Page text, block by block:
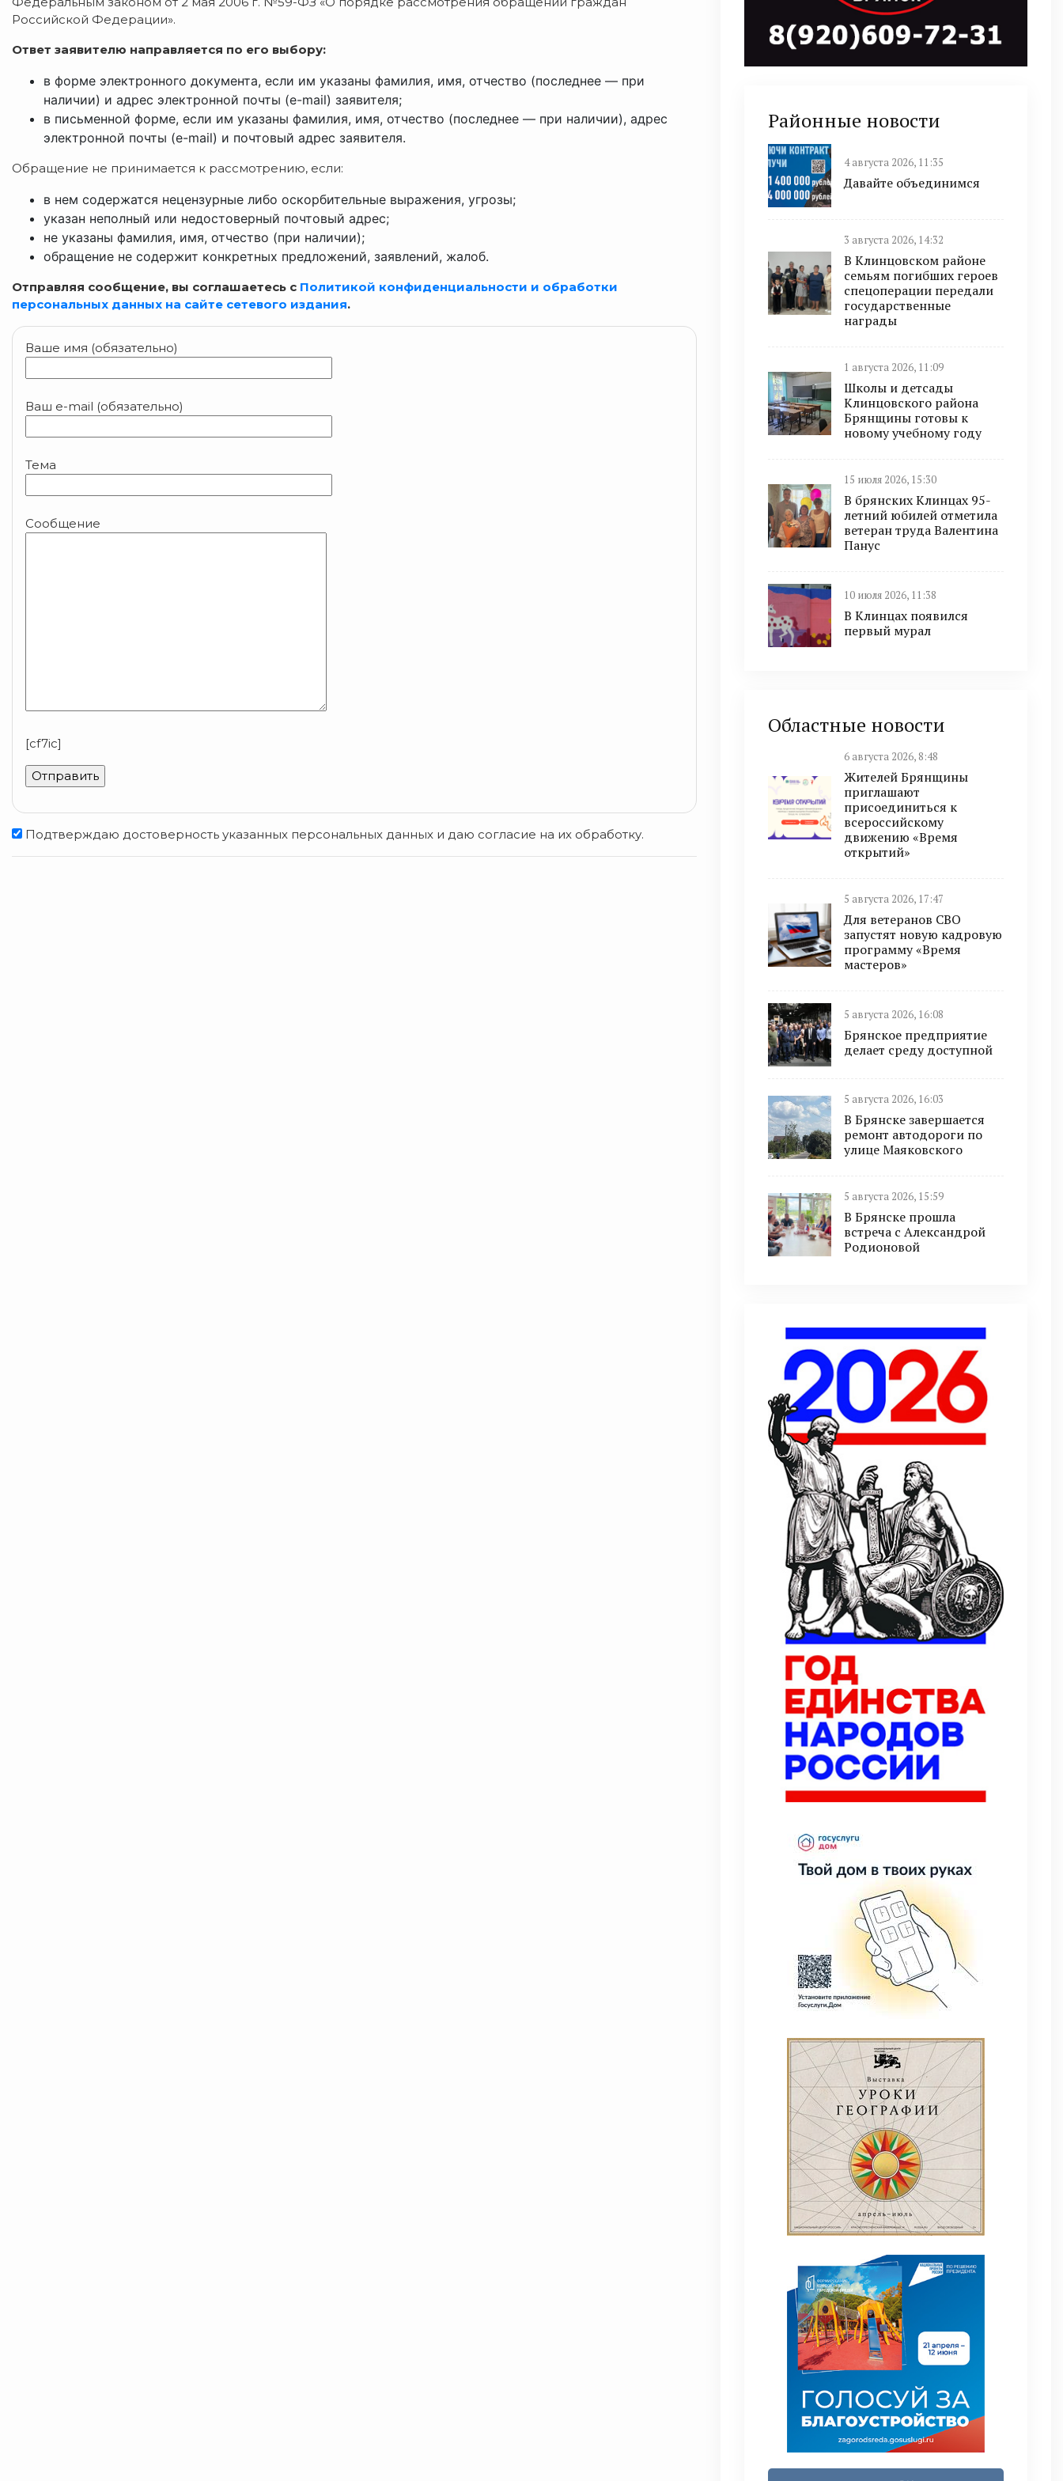
Российской Федерации».
Ответ заявителю направляется по его выбору:
в форме электронного документа, если им указаны фамилия, имя, отчество (последнее — при
наличии) и адрес электронной почты (e-mail) заявителя;
в письменной форме, если им указаны фамилия, имя, отчество (последнее — при наличии), адрес
электронной почты (e-mail) и почтовый адрес заявителя.
Обращение не принимается к рассмотрению, если:
в нем содержатся нецензурные либо оскорбительные выражения, угрозы;
указан неполный или недостоверный почтовый адрес;
не указаны фамилия, имя, отчество (при наличии);
обращение не содержит конкретных предложений, заявлений, жалоб.
Отправляя сообщение, вы соглашаетесь с Политикой конфиденциальности и обработки
персональных данных на сайте сетевого издания.
Ваше имя (обязательно)
Ваш e-mail (обязательно)
Тема
Сообщение
[cf7ic]
Подтверждаю достоверность указанных персональных данных и даю согласие на их обработку.
Районные новости
4 августа 2026, 11:35
Давайте объединимся
3 августа 2026, 14:32
В Клинцовском районе
семьям погибших героев
спецоперации передали
государственные
награды
1 августа 2026, 11:09
Школы и детсады
Клинцовского района
Брянщины готовы к
новому учебному году
15 июля 2026, 15:30
В брянских Клинцах 95-
летний юбилей отметила
ветеран труда Валентина
Панус
10 июля 2026, 11:38
В Клинцах появился
первый мурал
Областные новости
6 августа 2026, 8:48
Жителей Брянщины
приглашают
присоединиться к
всероссийскому
движению «Время
открытий»
5 августа 2026, 17:47
Для ветеранов СВО
запустят новую кадровую
программу «Время
мастеров»
5 августа 2026, 16:08
Брянское предприятие
делает среду доступной
5 августа 2026, 16:03
В Брянске завершается
ремонт автодороги по
улице Маяковского
5 августа 2026, 15:59
В Брянске прошла
встреча с Александрой
Родионовой